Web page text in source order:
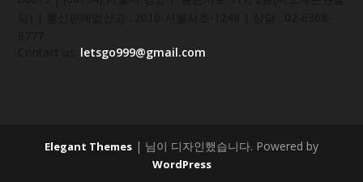
letsgo999@gmail.com
Elegant Themes | 님이 디자인했습니다. Powered by
WordPress